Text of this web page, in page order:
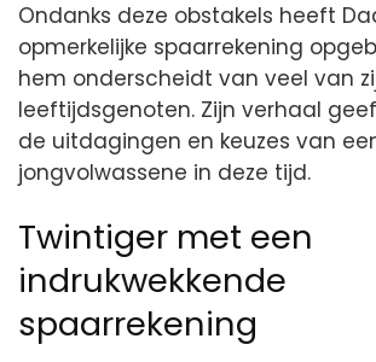
Ondanks deze obstakels heeft
opmerkelijke spaarrekening
hem onderscheidt van veel van
leeftijdsgenoten. Zijn verhaal
de uitdagingen en keuzes van
jongvolwassene in deze tijd.
Twintiger met een
indrukwekkende
spaarrekening